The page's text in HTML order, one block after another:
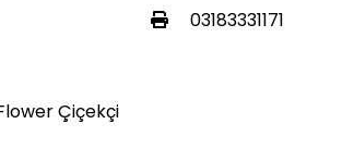
03183331171
Çiçekçi